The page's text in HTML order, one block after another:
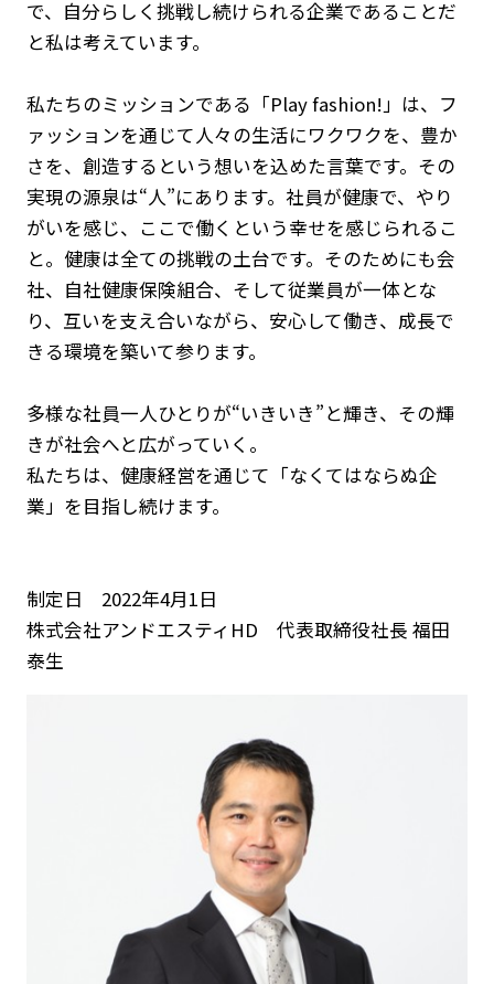
で、自分らしく挑戦し続けられる企業であることだ
と私は考えています。
私たちのミッションである「Play fashion!」は、フ
ァッションを通じて人々の生活にワクワクを、豊か
さを、創造するという想いを込めた言葉です。その
実現の源泉は“人”にあります。社員が健康で、やり
がいを感じ、ここで働くという幸せを感じられるこ
と。健康は全ての挑戦の土台です。そのためにも会
社、自社健康保険組合、そして従業員が一体とな
り、互いを支え合いながら、安心して働き、成長で
きる環境を築いて参ります。
多様な社員一人ひとりが“いきいき”と輝き、その輝
きが社会へと広がっていく。
私たちは、健康経営を通じて「なくてはならぬ企
業」を目指し続けます。
制定日 2022年4月1日
株式会社アンドエスティHD 代表取締役社長 福田
泰生